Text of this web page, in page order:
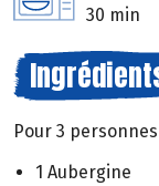
30 min
Pour 3 personnes
1 Aubergine